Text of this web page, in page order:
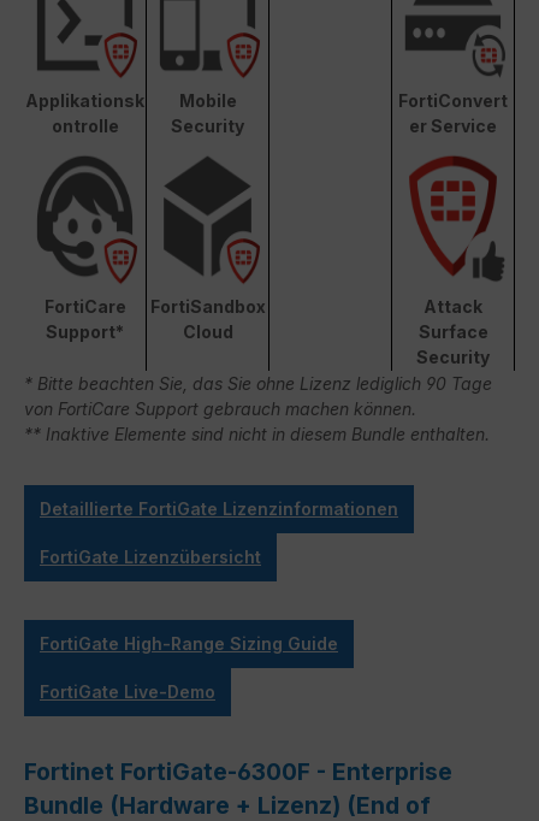
Applikationsk
ontrolle
Mobile
Security
FortiConvert
er Service
FortiCare
Support*
FortiSandbox
Cloud
Attack
Surface
Security
* Bitte beachten Sie, das Sie ohne Lizenz lediglich 90 Tage
von FortiCare Support gebrauch machen können.
** Inaktive Elemente sind nicht in diesem Bundle enthalten.
Detaillierte FortiGate Lizenzinformationen
FortiGate Lizenzübersicht
FortiGate High-Range Sizing Guide
FortiGate Live-Demo
Fortinet FortiGate-6300F - Enterprise
Bundle (Hardware + Lizenz) (End of